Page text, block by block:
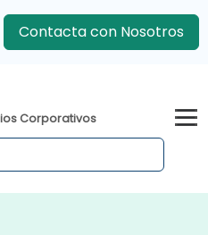
Contacta con Nosotros
Corporativos